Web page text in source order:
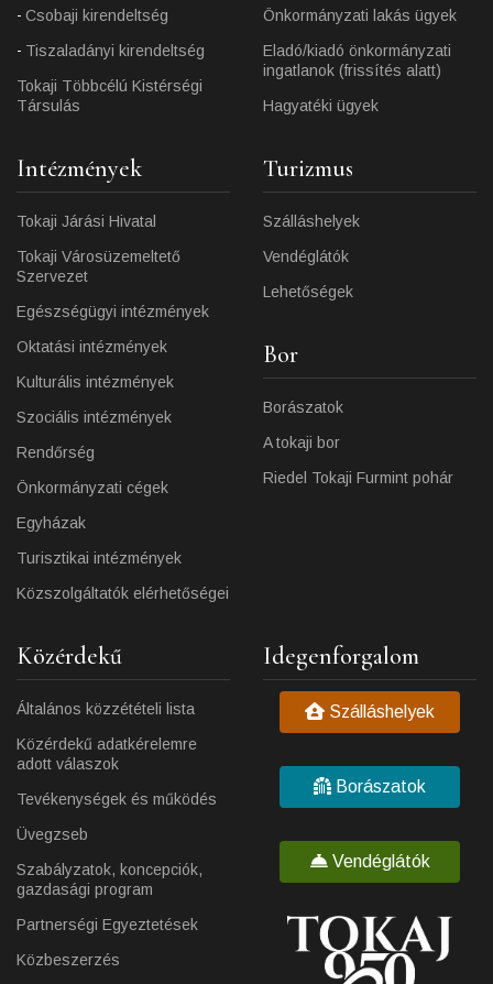
Csobaji kirendeltség
Tiszaladányi kirendeltség
Tokaji Többcélú Kistérségi
Társulás
Önkormányzati lakás ügyek
Eladó/kiadó önkormányzati
ingatlanok (frissítés alatt)
Hagyatéki ügyek
Intézmények
Tokaji Járási Hivatal
Tokaji Városüzemeltető
Szervezet
Egészségügyi intézmények
Oktatási intézmények
Kulturális intézmények
Szociális intézmények
Rendőrség
Önkormányzati cégek
Egyházak
Turisztikai intézmények
Közszolgáltatók elérhetőségei
Turizmus
Szálláshelyek
Vendéglátók
Lehetőségek
Bor
Borászatok
A tokaji bor
Riedel Tokaji Furmint pohár
Közérdekű
Általános közzétételi lista
Közérdekű adatkérelemre
adott válaszok
Tevékenységek és működés
Üvegzseb
Szabályzatok, koncepciók,
gazdasági program
Partnerségi Egyeztetések
Közbeszerzés
Idegenforgalom
Szálláshelyek
Borászatok
Vendéglátók